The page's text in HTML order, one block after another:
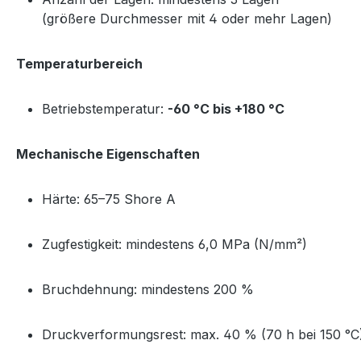
(größere Durchmesser mit 4 oder mehr Lagen)
Temperaturbereich
Betriebstemperatur: -60 °C bis +180 °C
Mechanische Eigenschaften
Härte: 65–75 Shore A
Zugfestigkeit: mindestens 6,0 MPa (N/mm²)
Bruchdehnung: mindestens 200 %
Druckverformungsrest: max. 40 % (70 h bei 150